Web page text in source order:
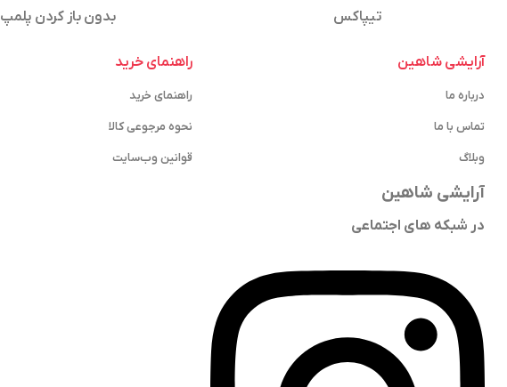
تیپاکس بدون باز کردن پلمپ
آرایشی شاهین
درباره ما
تماس با ما
وبلاگ
آرایشی شاهین
در شبکه های اجتماعی
راهنمای خرید
راهنمای خرید
نحوه مرجوعی کالا
قوانین وب‌سایت